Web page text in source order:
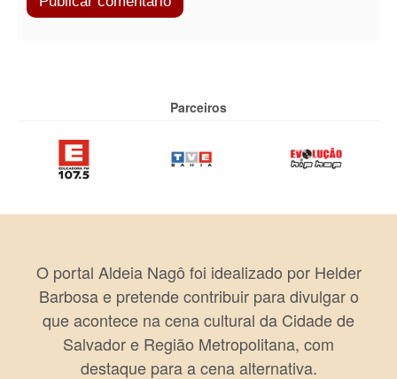
Parceiros
O portal Aldeia Nagô foi idealizado por Helder
Barbosa e pretende contribuir para divulgar o
que acontece na cena cultural da Cidade de
Salvador e Região Metropolitana, com
destaque para a cena alternativa.